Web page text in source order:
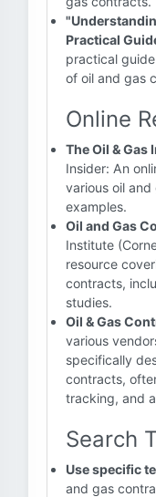
Practical
practical
of oil and gas
Online
The Oil &
Insider: An
various oil
examples.
Oil and Gas
Institute
resource
contracts,
studies.
Oil & Gas
various
specifically
contracts,
tracking, and
Search
Use specific
and gas